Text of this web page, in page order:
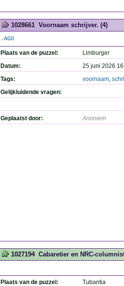
1028661 Voornaam schrijver. (4)
.AGO
Plaats van de puzzel:
Limburger
Datum:
25 juni 2026
Tags:
voornaam,
Gelijkluidende vragen:
Geplaatst door: Anoniem
1027194 Cabaretier en NRC-
Plaats van de puzzel:
Tubantia